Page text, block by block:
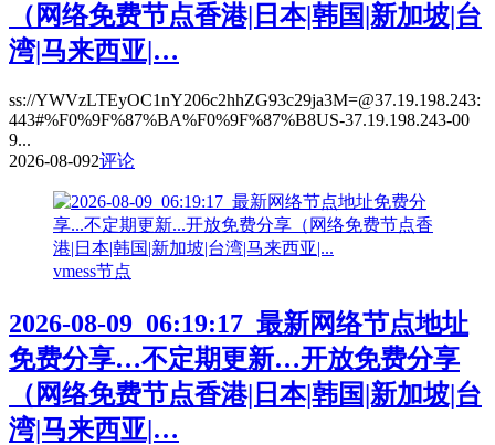
（网络免费节点香港|日本|韩国|新加坡|台
湾|马来西亚|…
ss://YWVzLTEyOC1nY206c2hhZG93c29ja3M=@37.19.198.243:
443#%F0%9F%87%BA%F0%9F%87%B8US-37.19.198.243-00
9...
2026-08-092评论
vmess节点
2026-08-09_06:19:17_最新网络节点地址
免费分享…不定期更新…开放免费分享
（网络免费节点香港|日本|韩国|新加坡|台
湾|马来西亚|…